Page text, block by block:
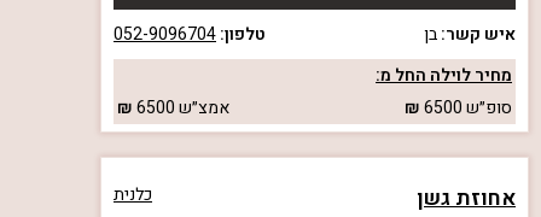
איש קשר:בן טלפון:052-9096704
מחיר לוילה החל מ:
סופ״ש6500 אמצ״ש6500
אחוזת גשן כלנית